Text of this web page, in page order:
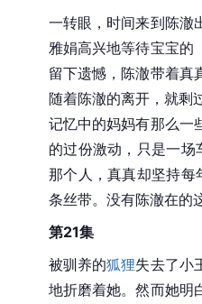
一转眼，时间来到陈澈
雅娟高兴地等待宝宝的
留下遗憾，陈澈带着真
随着陈澈的离开，就剩
记忆中的妈妈有那么一
的过份激动，只是一
那个人，真真却坚持
条丝带。没有陈澈在的
第21集
被驯养的狐狸失去了小
地折磨着她。然而她明